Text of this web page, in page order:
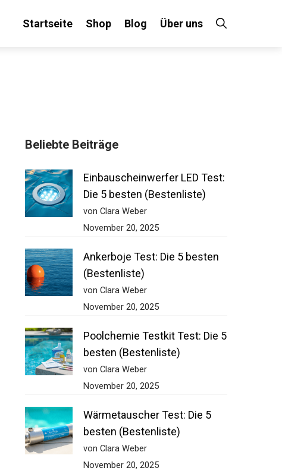
Startseite Shop Blog Über uns
Beliebte Beiträge
Einbauscheinwerfer LED Test:
Die 5 besten (Bestenliste)
von Clara Weber
November 20, 2025
Ankerboje Test: Die 5 besten
(Bestenliste)
von Clara Weber
November 20, 2025
Poolchemie Testkit Test: Die 5
besten (Bestenliste)
von Clara Weber
November 20, 2025
Wärmetauscher Test: Die 5
besten (Bestenliste)
von Clara Weber
November 20, 2025